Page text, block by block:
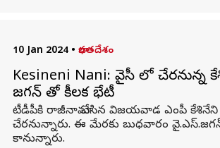
10 Jan 2024 • భారతదేశం
Kesineni Nani: వైసీపీ లో చేరనున్న
జగన్ తో కీలక భేటీ
టీడీపీకి రాజీనామా చేసిన విజయవాడ ఎంపీ
చేరనున్నారు. ఈ మేరకు బుధవారం
కానున్నారు.